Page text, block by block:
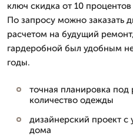
ключ скидка от 10
По запросу можно заказать
расчетом на будущий
гардеробной был удобным
годы.
точная планировка
количество одежды
дизайнерский проект с
дома